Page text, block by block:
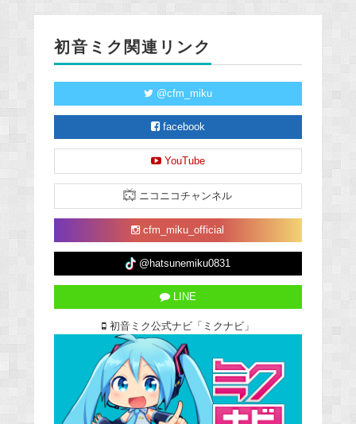
初音ミク関連リンク
@cfm_miku
facebook
YouTube
ニコニコチャンネル
cfm_miku_official
@hatsunemiku0831
LINE
初音ミク公式ナビ「ミクナビ」